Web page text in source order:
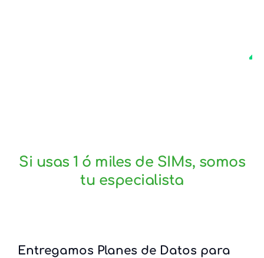
Si usas 1 ó miles de SIMs, somos
tu especialista
Entregamos Planes de Datos para